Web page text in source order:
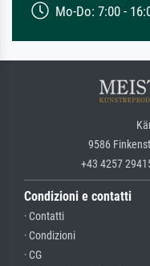
Mo-Do: 7:00 -
9586
+43 4257
Condizioni e contatti
· Contatti
· Condizioni
· CG